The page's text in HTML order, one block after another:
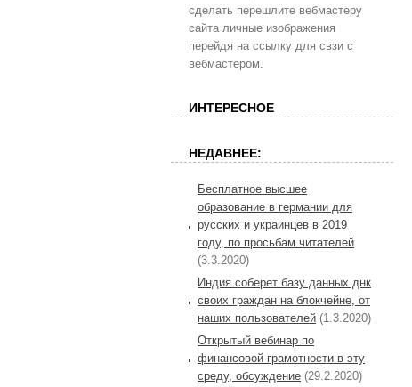
сделать перешлите вебмастеру
сайта личные изображения
перейдя на ссылку для свзи с
вебмастером.
ИНТЕРЕСНОЕ
НЕДАВНЕЕ:
Бесплатное высшее
образование в германии для
русских и украинцев в 2019
году, по просьбам читателей
(3.3.2020)
Индия соберет базу данных днк
своих граждан на блокчейне, от
наших пользователей (1.3.2020)
Открытый вебинар по
финансовой грамотности в эту
среду, обсуждение (29.2.2020)